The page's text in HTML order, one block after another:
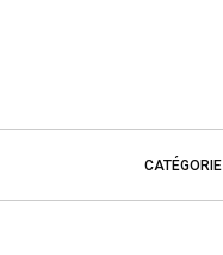
CATÉGORIE